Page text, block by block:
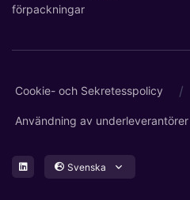
förpackningar
Cookie- och Sekretesspolicy /
Användning av underleverantörer
Svenska